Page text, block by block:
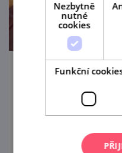
Letní
Nezbytně
nutné
cookies
Funkční